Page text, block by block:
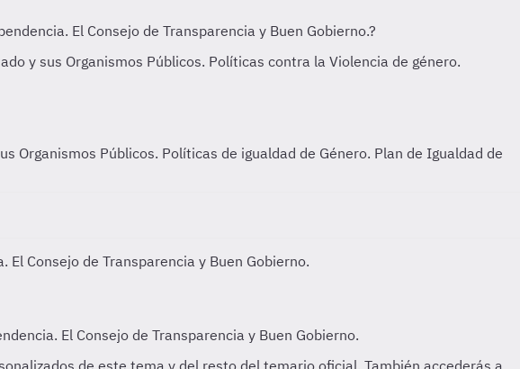
Organismos Públicos. Políticas de igualdad de Género. Plan de Igualdad de
El Consejo de Transparencia y Buen Gobierno.